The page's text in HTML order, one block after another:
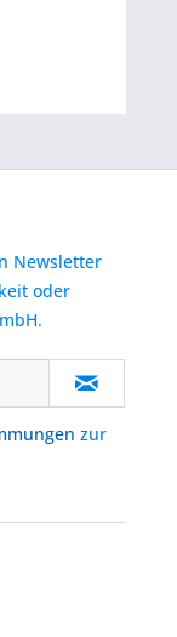
Newsletter
oder
zur